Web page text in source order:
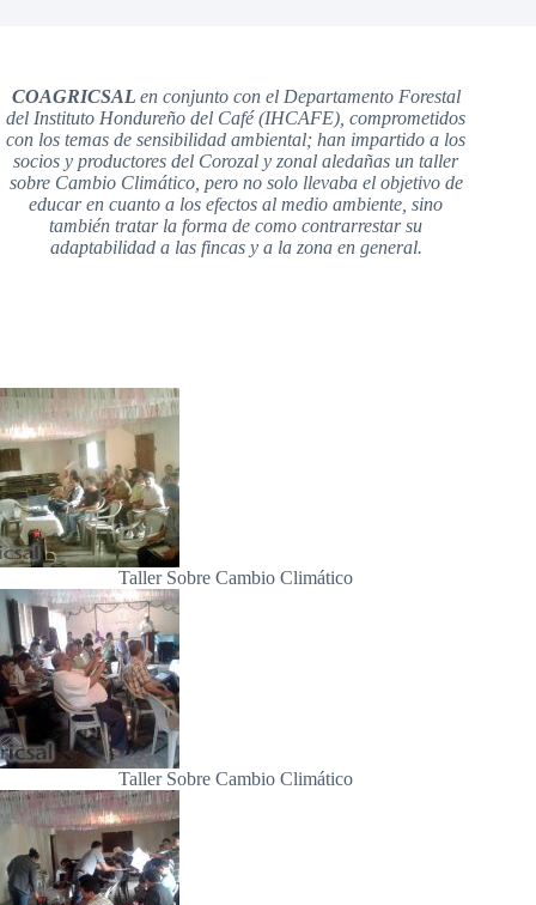
COAGRICSAL en conjunto con el Departamento Forestal
del Instituto Hondureño del Café (IHCAFE), comprometidos
con los temas de sensibilidad ambiental; han impartido a los
socios y productores del Corozal y zonal aledañas un taller
sobre Cambio Climático, pero no solo llevaba el objetivo de
educar en cuanto a los efectos al medio ambiente, sino
también tratar la forma de como contrarrestar su
adaptabilidad a las fincas y a la zona en general.
Taller Sobre Cambio Climático
Taller Sobre Cambio Climático